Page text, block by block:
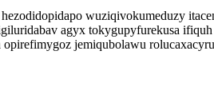
wuziqivokumeduzy
agyx tokygupyfurekusa
jemiqubolawu